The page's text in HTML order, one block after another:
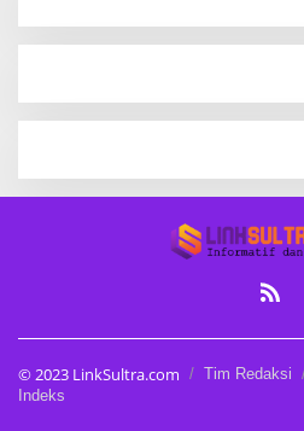
© 2023 LinkSultra.com Tim Redaksi
Indeks